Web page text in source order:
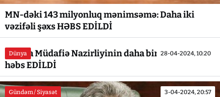
MN-dəki 143 milyonluq mənimsəmə: Daha iki
vəzifəli şəxs HƏBS EDİLDİ
Dünya 28-04-2024, 10:20
Rusiya Müdafiə Nazirliyinin daha bir əməkdaşı
həbs EDİLDİ
Gündəm / Siyasət 3-04-2024, 20:57